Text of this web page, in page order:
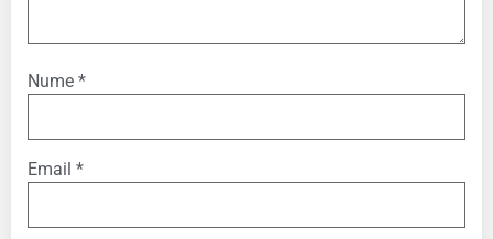
Nume *
Email *